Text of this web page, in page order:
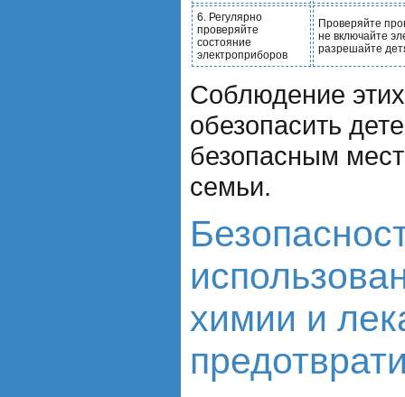
6. Регулярно
проверяйте
состояние
электроприборов
Проверяйте
не включайте
разрешайте
Соблюдение
обезопасить
безопасным
семьи.
химии и